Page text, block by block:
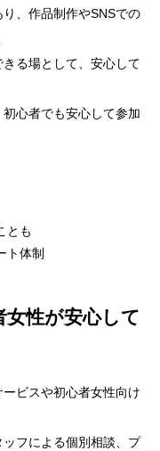
、作品制作やSNSでの
る場として、安心して
心者でも安心して参加
とも
ト体制
性が安心して
ビスや初心者女性向け
フによる個別相談、プ